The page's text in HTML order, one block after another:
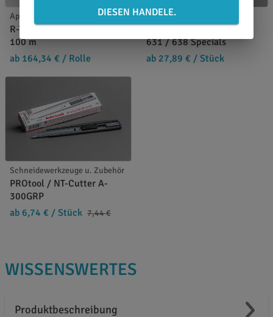
Applikationspapiere
R-Tape 4050RLA - 122 cm x
100 m
ab 164,34 € / Rolle
Farbkarten u. Farbfächer
Farbfächer Oracal 451 /
631 / 638 Specials
ab 27,89 € / Stück
Schneidewerkzeuge u. Zubehör
PROtool / NT-Cutter A-
300GRP
ab 6,74 € / Stück 7,44 €
WISSENSWERTES
Produktbeschreibung
DIESEN HANDELE.